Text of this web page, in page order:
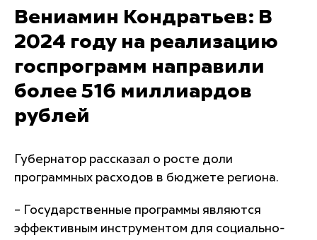
Вениамин Кондратьев: В
2024 году на реализацию
госпрограмм направили
более 516 миллиардов
рублей
Губернатор рассказал о росте доли
программных расходов в бюджете региона.
– Государственные программы являются
эффективным инструментом для социально-